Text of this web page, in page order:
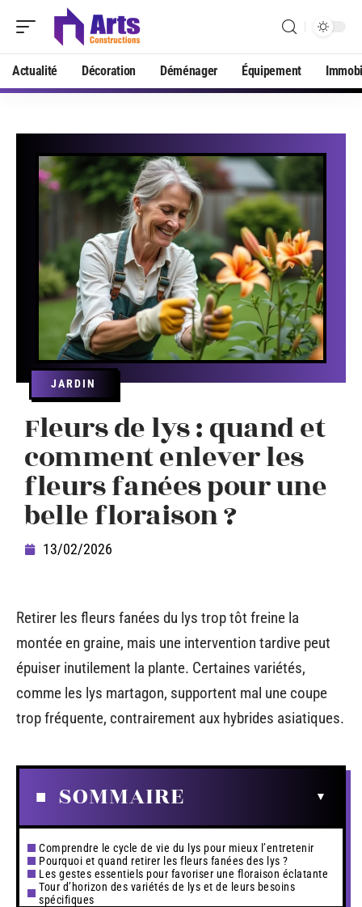
Actualité Décoration Déménager Équipement
JARDIN
Fleurs de lys : quand et
comment enlever les
fleurs fanées pour une
belle floraison ?
13/02/2026
Retirer les fleurs fanées du lys trop tôt freine la
montée en graine, mais une intervention tardive peut
épuiser inutilement la plante. Certaines variétés,
comme les lys martagon, supportent mal une coupe
trop fréquente, contrairement aux hybrides asiatiques.
SOMMAIRE
Comprendre le cycle de vie du lys pour mieux l’entretenir
Pourquoi et quand retirer les fleurs fanées des lys ?
Les gestes essentiels pour favoriser une floraison éclatante
Tour d’horizon des variétés de lys et de leurs besoins
spécifiques